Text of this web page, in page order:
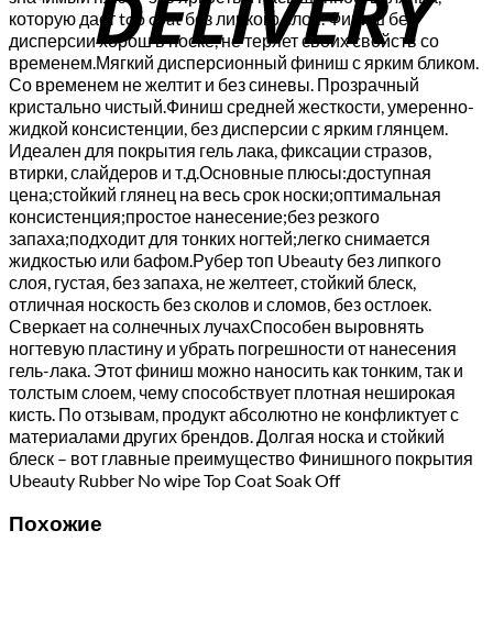
которую дает top coat без липкого слоя. Финиш без
дисперсии хорош в носке, не теряет своих свойств со
временем.Мягкий дисперсионный финиш с ярким бликом.
Со временем не желтит и без синевы. Прозрачный
кристально чистый.Финиш средней жесткости, умеренно-
жидкой консистенции, без дисперсии с ярким глянцем.
Идеален для покрытия гель лака, фиксации стразов,
втирки, слайдеров и т.д.Основные плюсы:доступная
цена;стойкий глянец на весь срок носки;оптимальная
консистенция;простое нанесение;без резкого
запаха;подходит для тонких ногтей;легко снимается
жидкостью или бафом.Рубер топ Ubeauty без липкого
слоя, густая, без запаха, не желтеет, стойкий блеск,
отличная носкость без сколов и сломов, без остлоек.
Сверкает на солнечных лучахСпособен выровнять
ногтевую пластину и убрать погрешности от нанесения
гель-лака. Этот финиш можно наносить как тонким, так и
толстым слоем, чему способствует плотная неширокая
кисть. По отзывам, продукт абсолютно не конфликтует с
материалами других брендов. Долгая носка и стойкий
блеск – вот главные преимущество Финишного покрытия
Ubeauty Rubber No wipe Top Coat Soak Off
Похожие